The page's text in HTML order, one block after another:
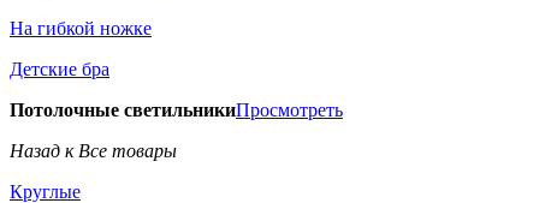
На гибкой ножке
Детские бра
Потолочные светильникиПросмотреть
Назад к Все товары
Круглые